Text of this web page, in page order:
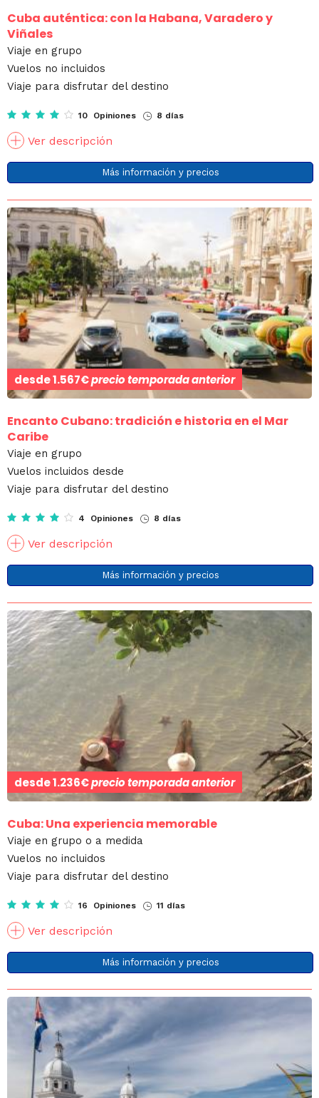
Cuba auténtica: con la Habana, Varadero y
Viñales
Viaje en grupo
Vuelos no incluidos
Viaje para disfrutar del destino
10 Opiniones 8 días
Ver descripción
Más información y precios
desde1.567€precio temporada anterior
Encanto Cubano: tradición e historia en el Mar
Caribe
Viaje en grupo
Vuelos incluidos desde
Viaje para disfrutar del destino
4 Opiniones 8 días
Ver descripción
Más información y precios
desde1.236€precio temporada anterior
Cuba: Una experiencia memorable
Viaje en grupo o a medida
Vuelos no incluidos
Viaje para disfrutar del destino
16 Opiniones 11 días
Ver descripción
Más información y precios